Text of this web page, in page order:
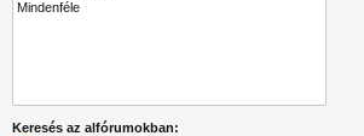
Keresés az alfórumokban: